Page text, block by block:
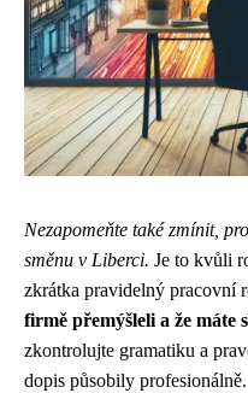
Nezapomeňte také zmínit,
směnu v Liberci. Je to kvůli
zkrátka pravidelný pracovní
firmě přemýšleli a že máte
zkontrolujte gramatiku a
dopis působily profesionálně.